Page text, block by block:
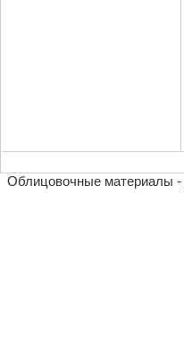
Облицовочные материалы -